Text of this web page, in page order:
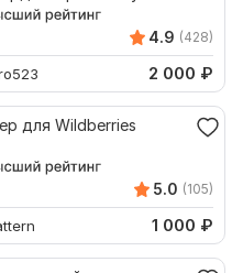
4.9 (428)
2 000 ₽
для Wildberries
5.0 (105)
1 000 ₽